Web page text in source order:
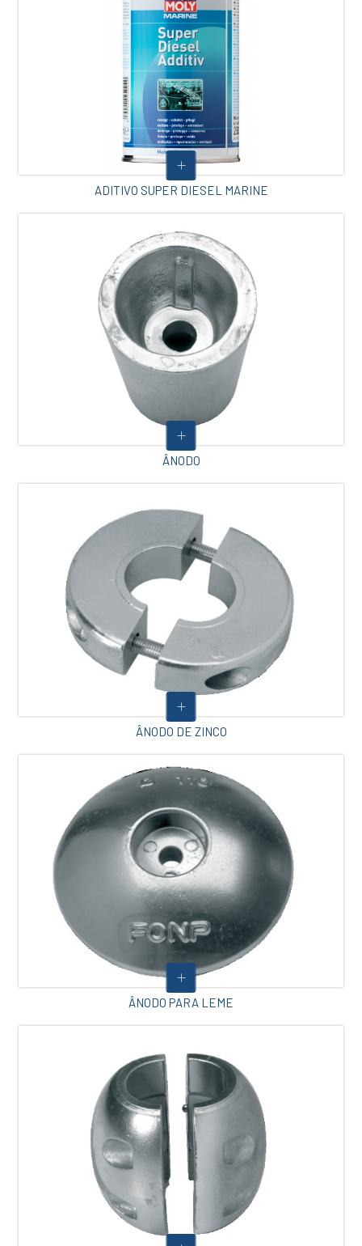
ADITIVO SUPER DIESEL MARINE
ÂNODO
ÂNODO DE ZINCO
ÂNODO PARA LEME